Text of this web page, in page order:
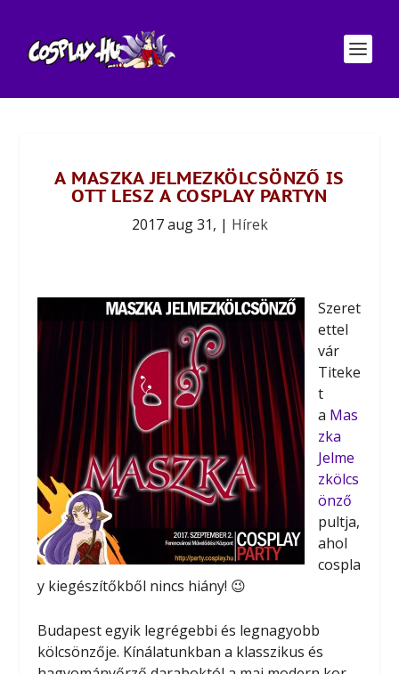
A MASZKA JELMEZKÖLCSÖNZŐ IS
OTT LESZ A COSPLAY PARTYN
2017 aug 31, | Hírek
Szeret
ettel
vár
Titeke
t
a Mas
zka
Jelme
zkölcs
önző
pultja,
ahol
cospla
y kiegészítőkből nincs hiány! 😉
Budapest egyik legrégebbi és legnagyobb
kölcsönzője. Kínálatunkban a klasszikus és